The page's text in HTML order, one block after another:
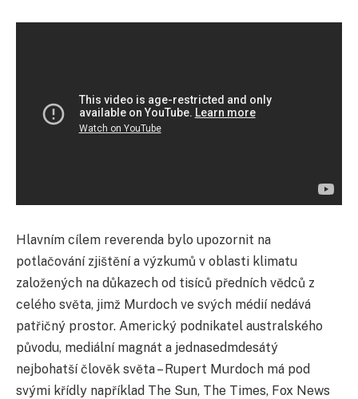
Hlavním cílem reverenda bylo upozornit na
potlačování zjištění a výzkumů v oblasti klimatu
založených na důkazech od tisíců předních vědců z
celého světa, jimž Murdoch ve svých médií nedává
patřičný prostor. Americký podnikatel australského
původu, mediální magnát a jednasedmdesátý
nejbohatší člověk světa – Rupert Murdoch má pod
svými křídly například The Sun, The Times, Fox News